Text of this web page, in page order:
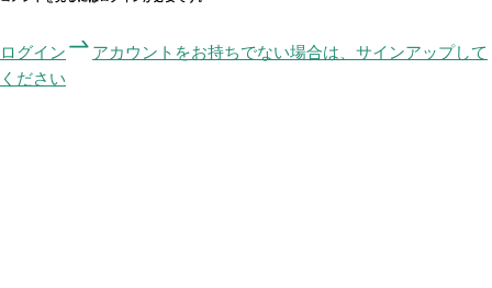
ログイン
アカウントをお持ちでない場合は、サインアップして
ください